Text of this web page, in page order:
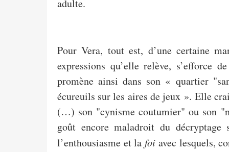
adulte.
Pour Vera, tout est, d’une certaine
expressions qu’elle relève, s’efforce
promène ainsi dans son « quartier
écureuils sur les aires de jeux ». Elle
(…) son "cynisme coutumier" ou son
goût encore maladroit du
l’enthousiasme et lafoi avec lesquels,